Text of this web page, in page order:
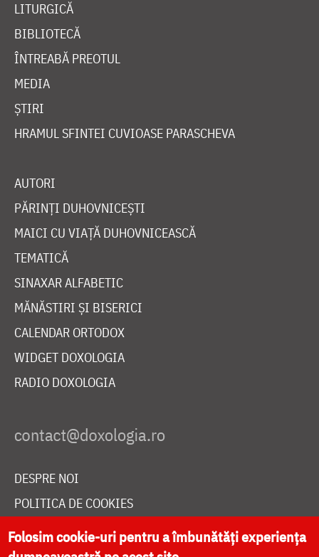
LITURGICĂ
BIBLIOTECĂ
ÎNTREABĂ PREOTUL
MEDIA
ȘTIRI
HRAMUL SFINTEI CUVIOASE PARASCHEVA
AUTORI
PĂRINȚI DUHOVNICEȘTI
MAICI CU VIAȚĂ DUHOVNICEASCĂ
TEMATICĂ
SINAXAR ALFABETIC
MĂNĂSTIRI ȘI BISERICI
CALENDAR ORTODOX
WIDGET DOXOLOGIA
RADIO DOXOLOGIA
DESPRE NOI
POLITICA DE COOKIES
DONEAZĂ ONLINE PENTRU CATEDRALA NAȚIONALĂ
Folosim cookie-uri pentru a îmbunătăți experiența